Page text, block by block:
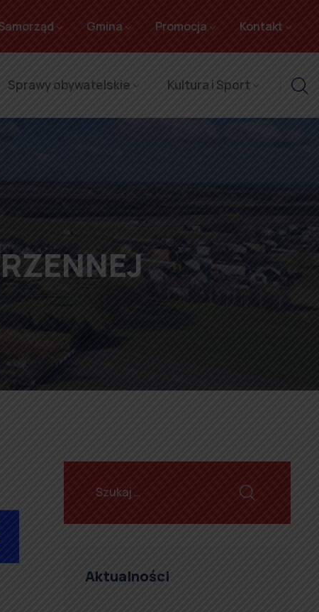
Gmina Promocja Kontakt
Sprawy obywatelskie Kultura i Sport
Aktualności